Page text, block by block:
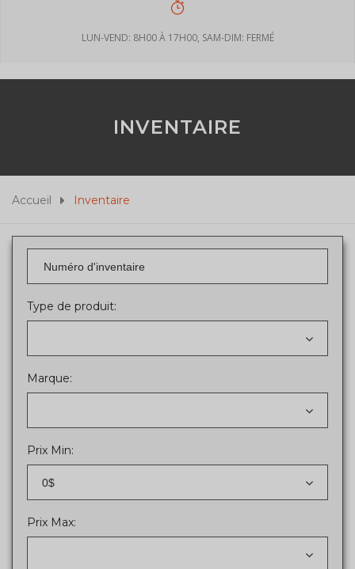
LUN-VEND: 8H00 À 17H00, SAM-DIM: FERMÉ
INVENTAIRE
Accueil Inventaire
Type de produit:
Marque:
Prix Min:
0$
Prix Max: